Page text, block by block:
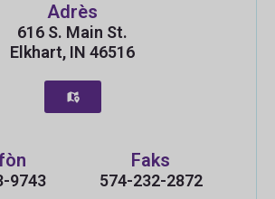
Adrès
616 S. Main St.
Elkhart, IN 46516
9743
Faks
574-232-2872